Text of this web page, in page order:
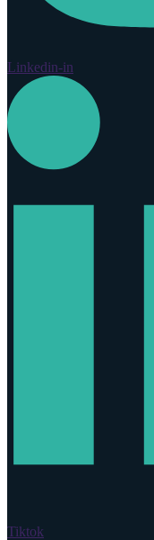
Linkedin-in
Tiktok